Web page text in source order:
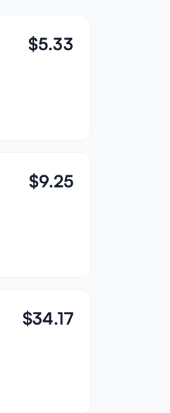
$5.33
$9.25
$34.17